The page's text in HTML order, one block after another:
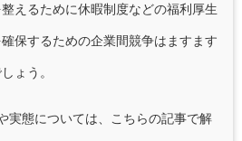
えるために休暇制度などの福利厚生
保するための企業間競争はますます
ょう。
実態については、こちらの記事で解